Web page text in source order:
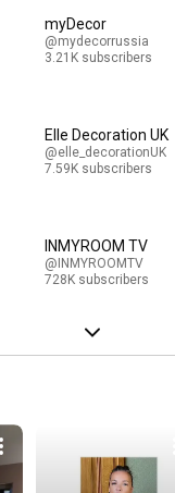
myDecor
@mydecorrussia
3.21K subscribers
Elle Decoration UK
@elle_decorationUK
7.59K subscribers
INMYROOM TV
@INMYROOMTV
728K subscribers